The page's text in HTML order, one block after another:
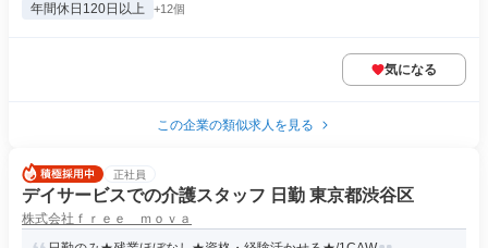
年間休日120日以上 +12個
気になる
この企業の類似求人を見る
正社員
デイサービスでの介護スタッフ 日勤 東京都渋谷区
株式会社ｆｒｅｅ ｍｏｖａ